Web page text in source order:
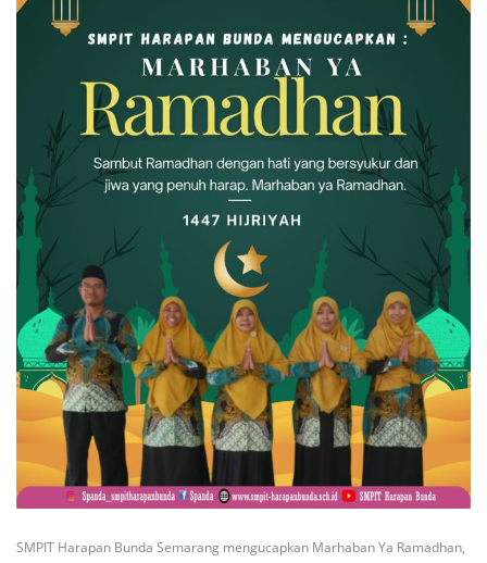
SMPIT Harapan Bunda Semarang mengucapkan Marhaban Ya Ramadhan,